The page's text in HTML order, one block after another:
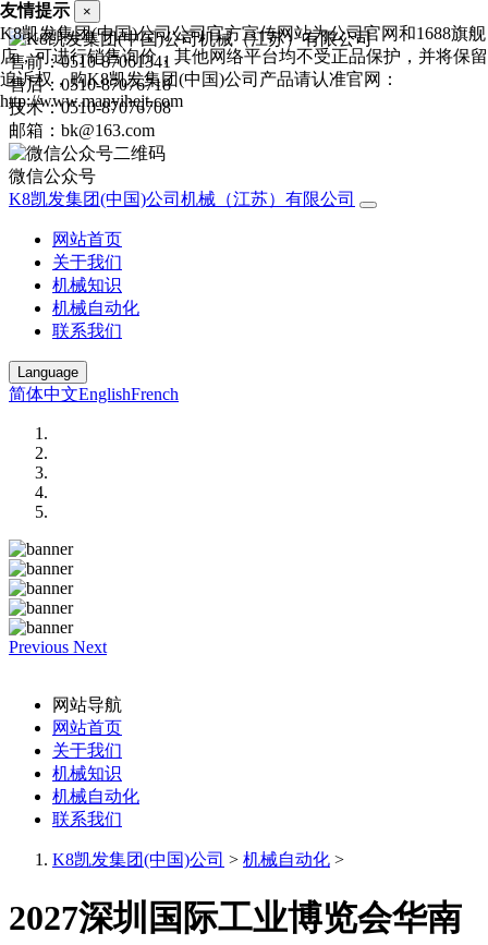
售前：0510-87061341
售后：0510-87076718
技术：0510-87076708
邮箱：bk@163.com
微信公众号
K8凯发集团(中国)公司机械（江苏）有限公司
网站首页
关于我们
机械知识
机械自动化
联系我们
Language
简体中文EnglishFrench
Previous Next
网站导航
网站首页
关于我们
机械知识
机械自动化
联系我们
K8凯发集团(中国)公司 > 机械自动化 >
2027深圳国际工业博览会华南
友情提示 ×
K8凯发集团(中国)公司公司官方宣传网站为公司官网和1688旗舰
店，可进行销售询价，其他网络平台均不受正品保护，并将保留
追诉权，购K8凯发集团(中国)公司产品请认准官网：
http://www.manyihejt.com